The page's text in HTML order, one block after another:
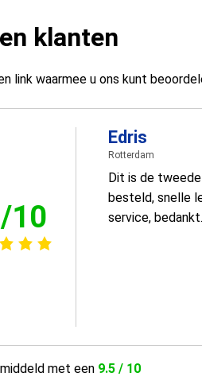
klanten
link waarmee u ons kunt
10
Edris
Rotterdam
Dit is de
besteld, snelle
service, bedankt.
met een 9.5 / 10